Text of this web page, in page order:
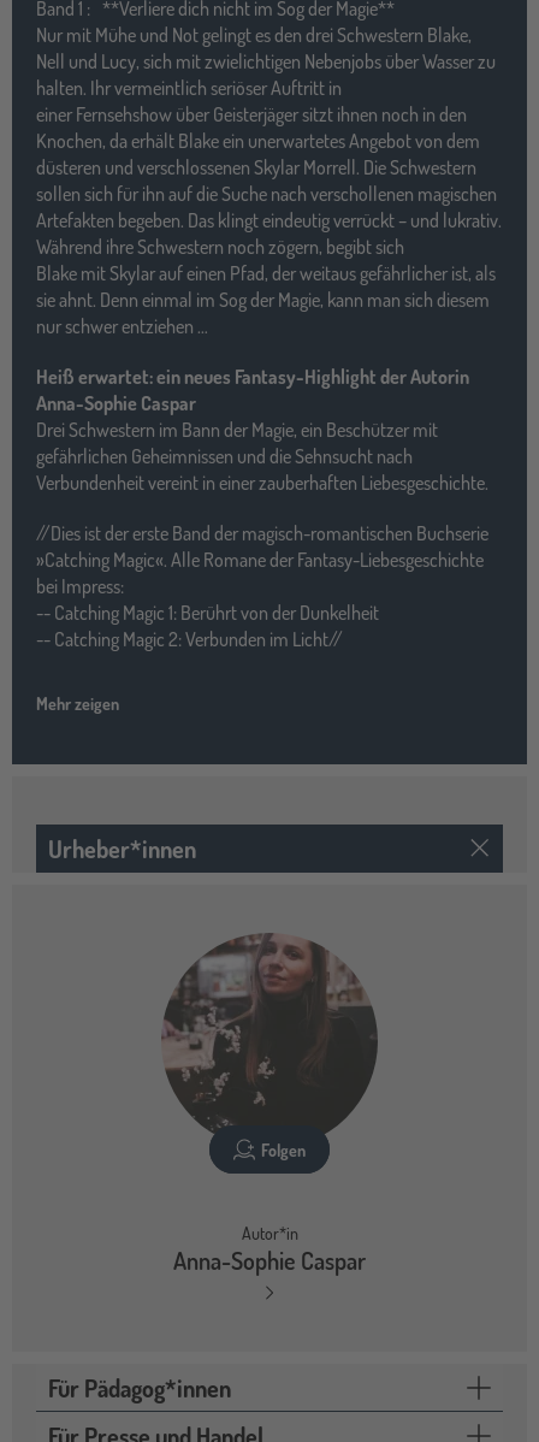
Band 1 : **Verliere dich nicht im Sog der Magie**
Nur mit Mühe und Not gelingt es den drei Schwestern Blake,
Nell und Lucy, sich mit zwielichtigen Nebenjobs über Wasser zu
halten. Ihr vermeintlich seriöser Auftritt in
einer Fernsehshow über Geisterjäger sitzt ihnen noch in den
Knochen, da erhält Blake ein unerwartetes Angebot von dem
düsteren und verschlossenen Skylar Morrell. Die Schwestern
sollen sich für ihn auf die Suche nach verschollenen magischen
Artefakten begeben. Das klingt eindeutig verrückt – und lukrativ.
Während ihre Schwestern noch zögern, begibt sich
Blake mit Skylar auf einen Pfad, der weitaus gefährlicher ist, als
sie ahnt. Denn einmal im Sog der Magie, kann man sich diesem
nur schwer entziehen …
Heiß erwartet: ein neues Fantasy-Highlight der Autorin
Anna-Sophie Caspar
Drei Schwestern im Bann der Magie, ein Beschützer mit
gefährlichen Geheimnissen und die Sehnsucht nach
Verbundenheit vereint in einer zauberhaften Liebesgeschichte.
//Dies ist der erste Band der magisch-romantischen Buchserie
»Catching Magic«. Alle Romane der Fantasy-Liebesgeschichte
bei Impress:
-- Catching Magic 1: Berührt von der Dunkelheit
-- Catching Magic 2: Verbunden im Licht//
Mehr zeigen
Urheber*innen
Folgen
Autor*in
Anna-Sophie Caspar
Für Pädagog*innen